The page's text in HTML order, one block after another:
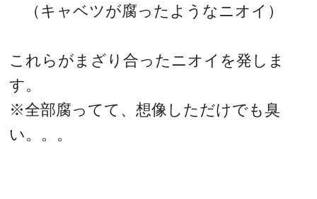
（キャベツが腐ったようなニオイ）
これらがまざり合ったニオイを発しま
す。
※全部腐ってて、想像しただけでも臭
い。。。